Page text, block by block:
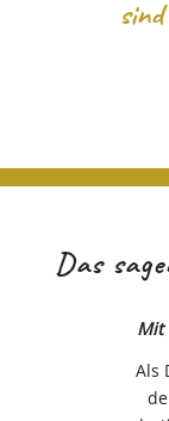
Das
Mit
Als